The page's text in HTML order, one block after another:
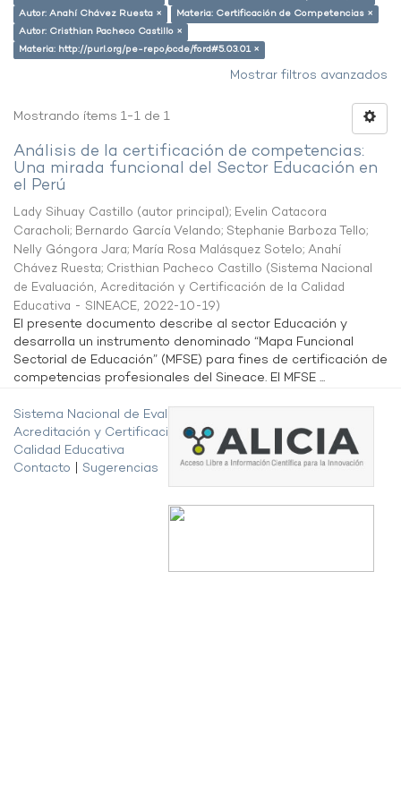
Autor: Anahí Chávez Ruesta ×
Materia: Certificación de Competencias ×
Autor: Cristhian Pacheco Castillo ×
Materia: http://purl.org/pe-repo/ocde/ford#5.03.01 ×
Mostrar filtros avanzados
Mostrando ítems 1-1 de 1
Análisis de la certificación de competencias:
Una mirada funcional del Sector Educación en
el Perú
Lady Sihuay Castillo (autor principal); Evelin Catacora
Caracholi; Bernardo García Velando; Stephanie Barboza Tello;
Nelly Góngora Jara; María Rosa Malásquez Sotelo; Anahí
Chávez Ruesta; Cristhian Pacheco Castillo (Sistema Nacional
de Evaluación, Acreditación y Certificación de la Calidad
Educativa - SINEACE, 2022-10-19)
El presente documento describe al sector Educación y
desarrolla un instrumento denominado “Mapa Funcional
Sectorial de Educación” (MFSE) para fines de certificación de
competencias profesionales del Sineace. El MFSE ...
Sistema Nacional de Evaluación,
Acreditación y Certificación de la
Calidad Educativa
Contacto
Sugerencias